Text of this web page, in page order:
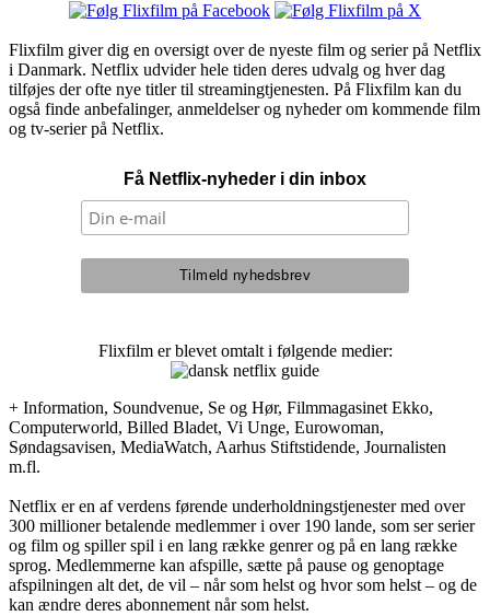
Flixfilm giver dig en oversigt over de nyeste film og serier på Netflix
i Danmark. Netflix udvider hele tiden deres udvalg og hver dag
tilføjes der ofte nye titler til streamingtjenesten. På Flixfilm kan du
også finde anbefalinger, anmeldelser og nyheder om kommende film
og tv-serier på Netflix.
Få Netflix-nyheder i din inbox
Flixfilm er blevet omtalt i følgende medier:
+ Information, Soundvenue, Se og Hør, Filmmagasinet Ekko,
Computerworld, Billed Bladet, Vi Unge, Eurowoman,
Søndagsavisen, MediaWatch, Aarhus Stiftstidende, Journalisten
m.fl.
Netflix er en af verdens førende underholdningstjenester med over
300 millioner betalende medlemmer i over 190 lande, som ser serier
og film og spiller spil i en lang række genrer og på en lang række
sprog. Medlemmerne kan afspille, sætte på pause og genoptage
afspilningen alt det, de vil – når som helst og hvor som helst – og de
kan ændre deres abonnement når som helst.